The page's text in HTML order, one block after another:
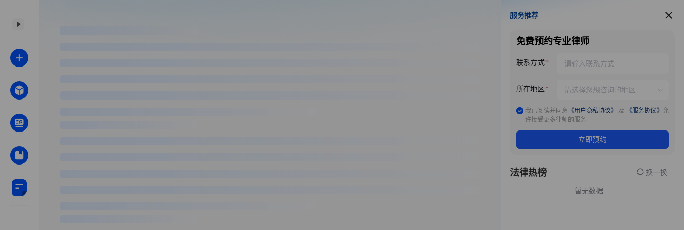
服务推荐
服务推荐
免费预约专业律师
联系方式
所在地区
我已阅读并同意 《用户隐私协议》 及 《服务协议》 允
许接受更多律师的服务
立即预约
法律热榜 换一换
暂无数据